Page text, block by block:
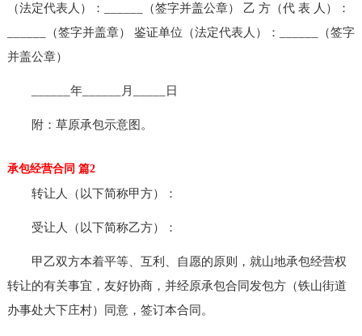
（法定代表人）：______（签字并盖公章） 乙 方（代 表 人）：
______（签字并盖章） 鉴证单位（法定代表人）：______（签字
并盖公章）
______年______月_____日
附：草原承包示意图。
承包经营合同 篇2
转让人（以下简称甲方）：
受让人（以下简称乙方）：
甲乙双方本着平等、互利、自愿的原则，就山地承包经营权
转让的有关事宜，友好协商，并经原承包合同发包方（铁山街道
办事处大下庄村）同意，签订本合同。